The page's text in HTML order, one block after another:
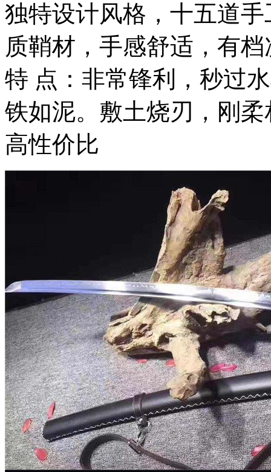
独特设计风格，十五道
质鞘材，手感舒适，有档
特 点：非常锋利，秒过
铁如泥。敷土烧刃，刚
高性价比